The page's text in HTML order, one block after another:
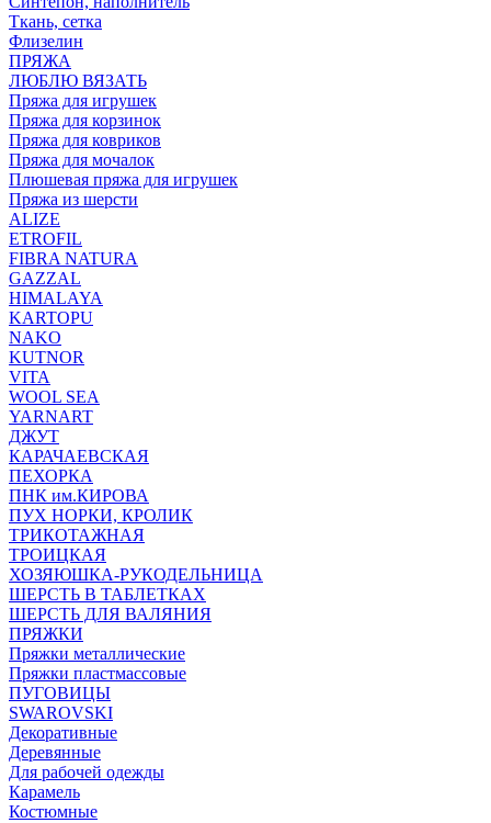
Ткань, сетка
Флизелин
ПРЯЖА
ЛЮБЛЮ ВЯЗАТЬ
Пряжа для игрушек
Пряжа для корзинок
Пряжа для ковриков
Пряжа для мочалок
Плюшевая пряжа для игрушек
Пряжа из шерсти
ALIZE
ETROFIL
FIBRA NATURA
GAZZAL
HIMALAYA
KARTOPU
NAKO
KUTNOR
VITA
WOOL SEA
YARNART
ДЖУТ
КАРАЧАЕВСКАЯ
ПЕХОРКА
ПНК им.КИРОВА
ПУХ НОРКИ, КРОЛИК
ТРИКОТАЖНАЯ
ТРОИЦКАЯ
ХОЗЯЮШКА-РУКОДЕЛЬНИЦА
ШЕРСТЬ В ТАБЛЕТКАХ
ШЕРСТЬ ДЛЯ ВАЛЯНИЯ
ПРЯЖКИ
Пряжки металлические
Пряжки пластмассовые
ПУГОВИЦЫ
SWAROVSKI
Декоративные
Деревянные
Для рабочей одежды
Карамель
Костюмные